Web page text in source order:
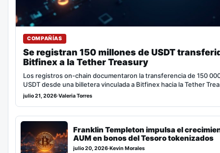
COMPAÑÍAS
Se registran 150 millones de USDT
Bitfinex a la Tether Treasury
Los registros on-chain documentaron la transferencia de 150
USDT desde una billetera vinculada a Bitfinex hacia la Tether
julio 21, 2026·Valeria Torres
Franklin Templeton impulsa el
AUM en bonos del Tesoro tokenizados
julio 20, 2026·Kevin Morales